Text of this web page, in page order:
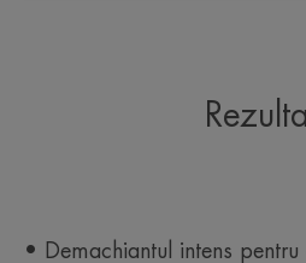
• Demachiantul intens